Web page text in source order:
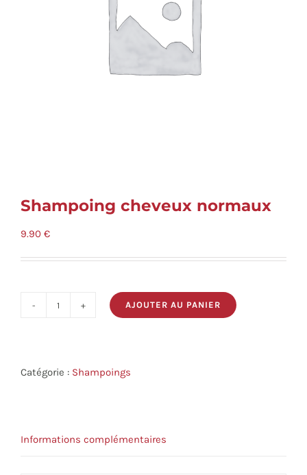
Shampoing cheveux normaux
9.90 €
cheveux
AJOUTER AU PANIER
Catégorie : Shampoings
Informations complémentaires